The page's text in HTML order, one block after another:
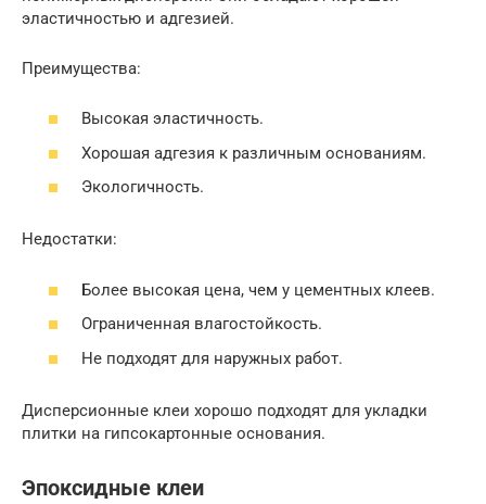
эластичностью и адгезией.
Преимущества:
Высокая эластичность.
Хорошая адгезия к различным основаниям.
Экологичность.
Недостатки:
Более высокая цена, чем у цементных клеев.
Ограниченная влагостойкость.
Не подходят для наружных работ.
Дисперсионные клеи хорошо подходят для укладки
плитки на гипсокартонные основания.
Эпоксидные клеи